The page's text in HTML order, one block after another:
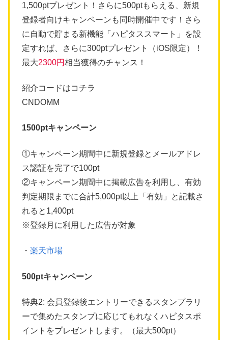
1,500ptプレゼント！さらに500ptもらえる、新規
登録者向けキャンペーンも同時開催中です！さら
に自動で貯まる新機能「ハピタススマート」を設
定すれば、さらに300ptプレゼント（iOS限定）！
最大2300円相当獲得のチャンス！
紹介コードはコチラ
CNDOMM
1500ptキャンペーン
①キャンペーン期間中に新規登録とメールアドレ
ス認証を完了で100pt
②キャンペーン期間中に掲載広告を利用し、有効
判定期限までに合計5,000pt以上「有効」と記載さ
れると1,400pt
※登録月に利用した広告が対象
・ 楽天市場
500ptキャンペーン
特典2: 会員登録後エントリーできるスタンプラリ
ーで集めたスタンプに応じてもれなくハピタスポ
イントをプレゼントします。（最大500pt）